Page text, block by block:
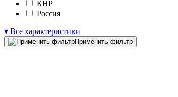
КНР
Россия
▾ Все характеристики
Применить фильтр